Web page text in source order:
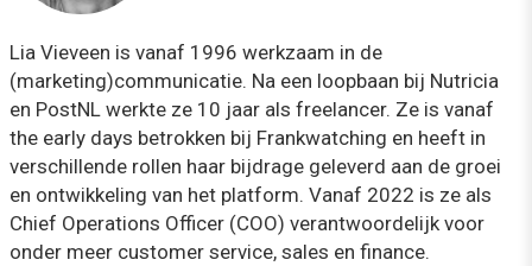
Lia Vieveen is vanaf 1996 werkzaam in de
(marketing)communicatie. Na een loopbaan bij Nutricia
en PostNL werkte ze 10 jaar als freelancer. Ze is vanaf
the early days betrokken bij Frankwatching en heeft in
verschillende rollen haar bijdrage geleverd aan de groei
en ontwikkeling van het platform. Vanaf 2022 is ze als
Chief Operations Officer (COO) verantwoordelijk voor
onder meer customer service, sales en finance.